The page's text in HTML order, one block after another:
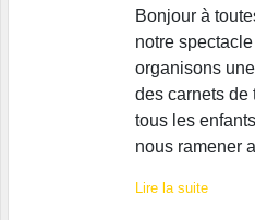
Bonjour à
notre
organisons
des carnets de
tous les
nous ramener
Lire la suite